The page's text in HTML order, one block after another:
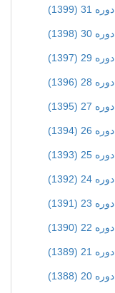
دوره 31 (1399)
دوره 30 (1398)
دوره 29 (1397)
دوره 28 (1396)
دوره 27 (1395)
دوره 26 (1394)
دوره 25 (1393)
دوره 24 (1392)
دوره 23 (1391)
دوره 22 (1390)
دوره 21 (1389)
دوره 20 (1388)